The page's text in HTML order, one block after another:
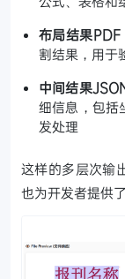
布局结果
割结果，用于
中间结果
细信息，包括
发处理
这样的多层次输
也为开发者提供